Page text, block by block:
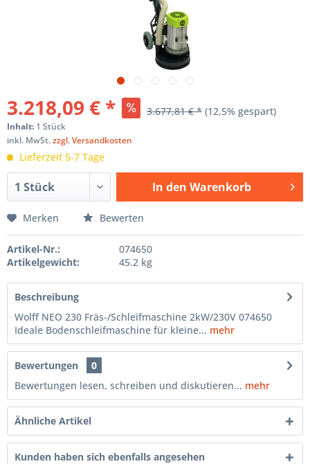
3.218,09 € * 3.677,81 € * (12,5% gespart)
Inhalt: 1 Stück
inkl. MwSt.zzgl. Versandkosten
Lieferzeit 5-7 Tage
In den Warenkorb
Merken Bewerten
Artikel-Nr.:
074650
Artikelgewicht:
45.2 kg
Beschreibung
Wolff NEO 230 Fräs-/Schleifmaschine 2kW/230V 074650
Ideale Bodenschleifmaschine für kleine... mehr
Bewertungen
0
Bewertungen lesen, schreiben und diskutieren... mehr
Ähnliche Artikel
Kunden haben sich ebenfalls angesehen